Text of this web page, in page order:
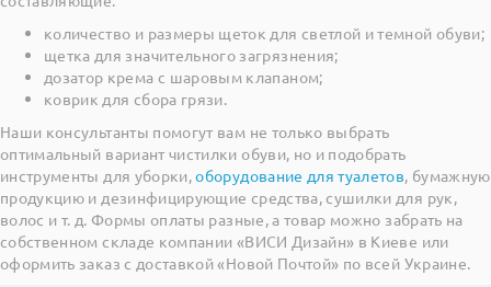
количество и размеры щеток для светлой и темной обуви;
щетка для значительного загрязнения;
дозатор крема с шаровым клапаном;
коврик для сбора грязи.
Наши консультанты помогут вам не только выбрать
оптимальный вариант чистилки обуви, но и подобрать
инструменты для уборки,оборудование для туалетов, бумажную
продукцию и дезинфицирующие средства, сушилки для рук,
волос и т. д. Формы оплаты разные, а товар можно забрать на
собственном складе компании «ВИСИ Дизайн» в Киеве или
оформить заказ с доставкой «Новой Почтой» по всей Украине.